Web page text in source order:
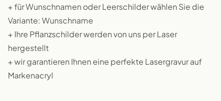
+ für Wunschnamen oder Leerschilder wählen Sie die
Variante: Wunschname
+ Ihre Pflanzschilder werden von uns per Laser
hergestellt
+ wir garantieren Ihnen eine perfekte Lasergravur auf
Markenacryl